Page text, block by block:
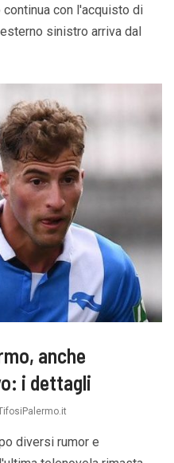
continua con l'acquisto di
sinistro arriva dal
anche
i dettagli
diversi rumor e